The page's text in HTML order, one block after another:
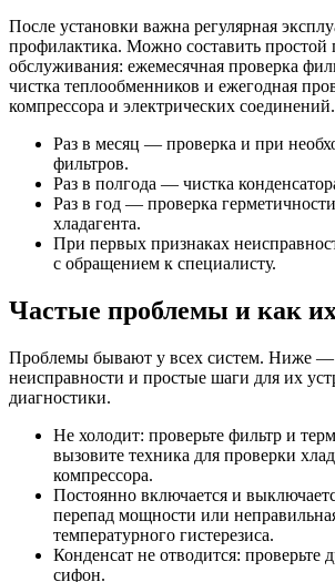
После установки важна регулярная
профилактика. Можно составить простой
обслуживания: ежемесячная проверка
чистка теплообменников и ежегодная
компрессора и электрических соединений.
Раз в месяц — проверка и при
фильтров.
Раз в полгода — чистка
Раз в год — проверка
хладагента.
При первых признаках
с обращением к специалисту.
Частые проблемы и как
Проблемы бывают у всех систем. Ниже
неисправности и простые шаги для их
диагностики.
Не холодит: проверьте фильтр и
вызовите техника для проверки
компрессора.
Постоянно включается и
перепад мощности или
температурного гистерезиса.
Конденсат не отводится: проверьте
сифон.